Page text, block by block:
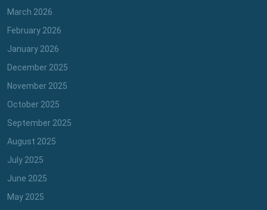
March 2026
February 2026
January 2026
December 2025
November 2025
October 2025
September 2025
August 2025
July 2025
June 2025
May 2025